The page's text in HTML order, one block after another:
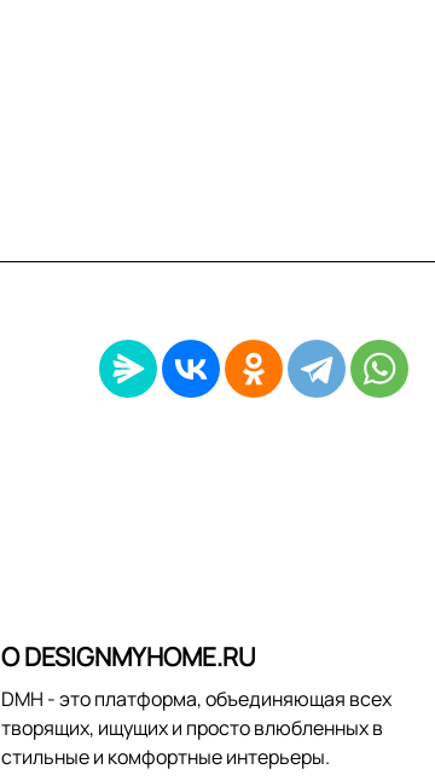
О DESIGNMYHOME.RU
DMH - это платформа, объединяющая всех
творящих, ищущих и просто влюбленных в
стильные и комфортные интерьеры.